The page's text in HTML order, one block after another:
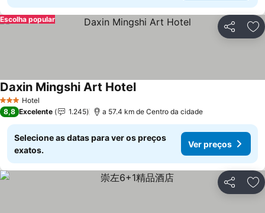
Partilhar
Escolha popular
3 EstrelasHotel
Daxin Mingshi Art Hotel
8,8 Excelente 1.245 a 57.4 km de Centro da cidade
Selecione as datas para ver os preços
exatos.
Ver preços
Partilhar